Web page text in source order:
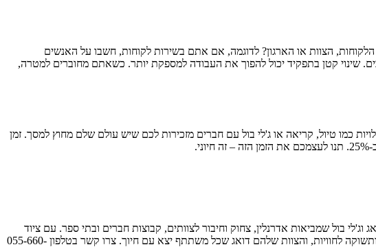
הצוות או הארגון? לדוגמה, אם אתם בשירות לקוחות, חשבו על האנשים
קטן בתפקיד יכול להפוך את העבודה למספקת יותר. כשאתם מחוברים למטרה,
כמו טיול, קריאה או ג'לי בול עם חברים מזכירות לכם שיש עולם שלם מחוץ למסך. זמן
בול שמביאות אדרנלין, צחוק וחיבור לצוותים, קבוצות חברים ובתי ספר. עם ציוד
מתקדם וזירות קרב מעוצבות, הם מגיעים לכל מקום בארץ ומבטיחים חוויה מותאמת אישית. משה וינון, המייסדים, מביאים ניסיון קרבי ותשוקה לחוויות, והצוות שלהם דואג שכל משתתף יצא עם חיוך. צרו קשר בטלפון 055-660-